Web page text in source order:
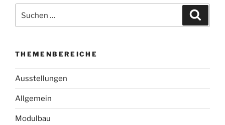
nach:
THEMENBEREICHE
Ausstellungen
Allgemein
Modulbau